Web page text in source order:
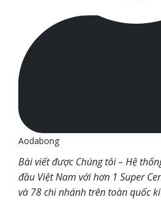
Aodabong
Bài viết được Chúng tôi – Hệ
đầu Việt Nam với hơn 1 Super
và 78 chi nhánh trên toàn quốc